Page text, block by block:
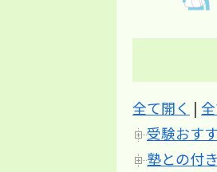
全て開く |
受験おす
塾との付